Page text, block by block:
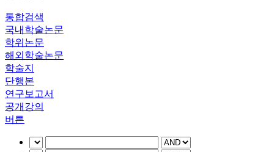
통합검색
국내학술논문
학위논문
해외학술논문
학술지
단행본
연구보고서
공개강의
버튼